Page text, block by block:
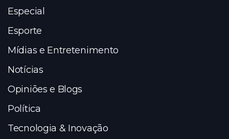
Especial
Esporte
Mídias e Entretenimento
Notícias
Opiniões e Blogs
Política
Tecnologia & Inovação